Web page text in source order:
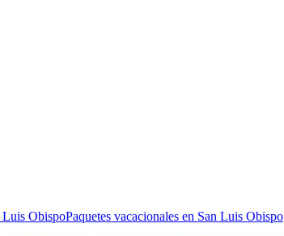
Luis ObispoPaquetes vacacionales en San Luis Obispo